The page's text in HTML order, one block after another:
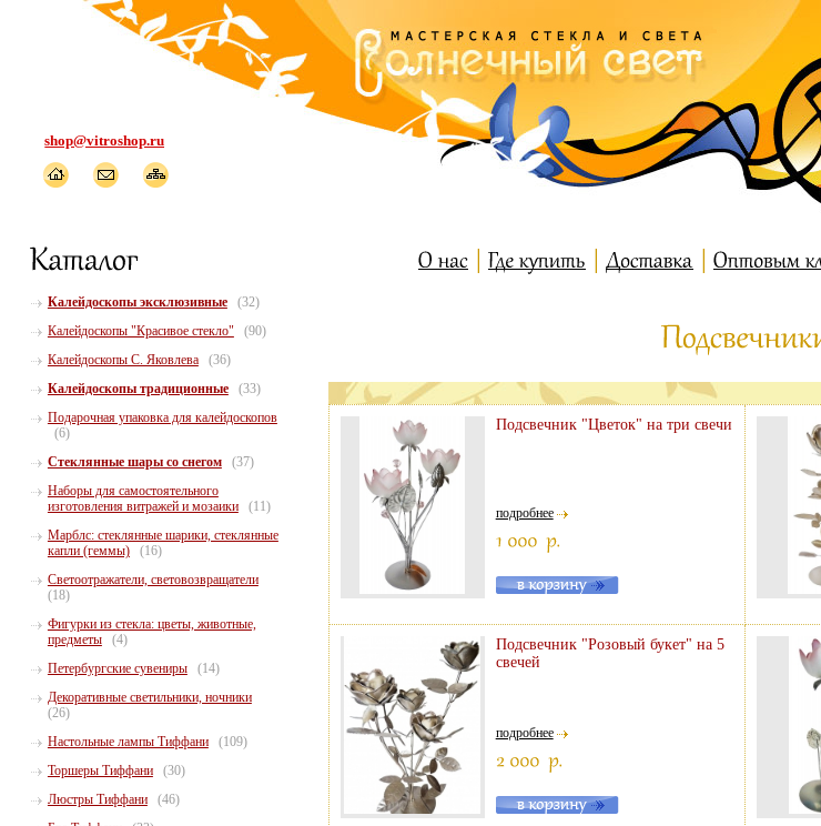
shop@vitroshop.ru
Подсвечник "Цветок" на три свечи
подробнее
Подсвечник "Розовый букет" на 5
свечей
подробнее
Калейдоскопы эксклюзивные
(32)
Калейдоскопы "Красивое стекло"
(90)
Калейдоскопы С. Яковлева
(36)
Калейдоскопы традиционные
(33)
Подарочная упаковка для калейдоскопов
(6)
Стеклянные шары со снегом
(37)
Наборы для самостоятельного
изготовления витражей и мозаики
(11)
Марблс: стеклянные шарики, стеклянные
капли (геммы)
(16)
Светоотражатели, световозвращатели
(18)
Фигурки из стекла: цветы, животные,
предметы
(4)
Петербургские сувениры
(14)
Декоративные светильники, ночники
(26)
Настольные лампы Тиффани
(109)
Торшеры Тиффани
(30)
Люстры Тиффани
(46)